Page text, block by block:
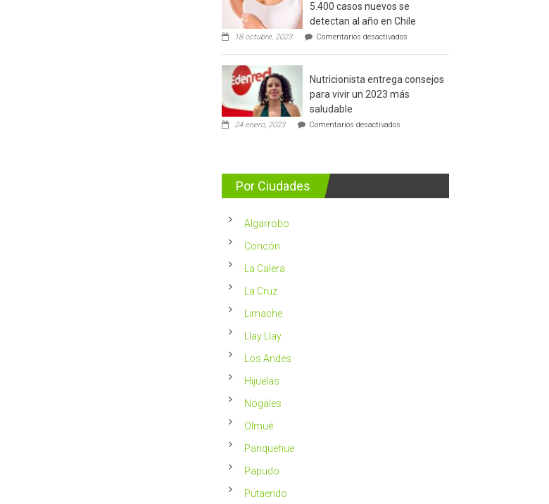
prostata5.400 casos nuevos se
detectan al año en Chile
18 octubre, 2023 Comentarios desactivados
de
Más
Nutricionista entrega consejos
para vivir un 2023 más
saludable
24 enero, 2023 Comentarios desactivados
2023
Por Ciudades
Algarrobo
Concón
La Calera
La Cruz
Limache
Llay Llay
Los Andes
Hijuelas
Nogales
Olmué
Panquehue
Papudo
Putaendo